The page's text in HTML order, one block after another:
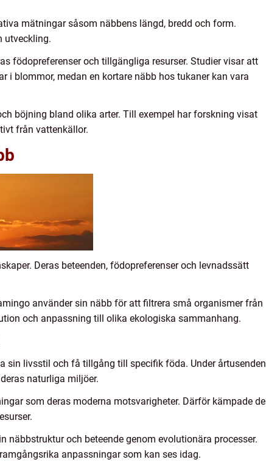
mätningar såsom näbbens längd, bredd och form.
utveckling.
födopreferenser och tillgängliga resurser. Studier visar att
i blommor, medan en kortare näbb hos tukaner kan vara
böjning bland olika arter. Till exempel har forskning visat
från vattenkällor.
Deras beteenden, födopreferenser och levnadssätt
använder sin näbb för att filtrera små organismer från
och anpassning till olika ekologiska sammanhang.
sin livsstil och få tillgång till specifik föda. Under årtusenden
naturliga miljöer.
som deras moderna motsvarigheter. Därför kämpade de
och beteende genom evolutionära processer.
anpassningar som kan ses idag.